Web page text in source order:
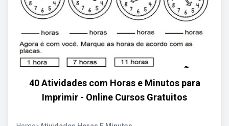
40 Atividades com Horas e Minutos para
Imprimir - Online Cursos Gratuitos